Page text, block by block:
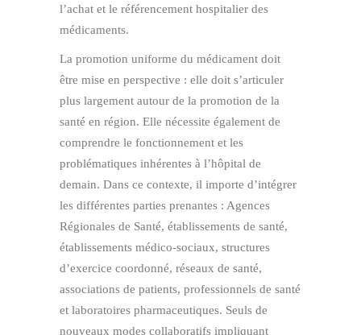
l’achat et le référencement hospitalier des
médicaments.
La promotion uniforme du médicament doit
être mise en perspective : elle doit s’articuler
plus largement autour de la promotion de la
santé en région. Elle nécessite également de
comprendre le fonctionnement et les
problématiques inhérentes à l’hôpital de
demain. Dans ce contexte, il importe d’intégrer
les différentes parties prenantes : Agences
Régionales de Santé, établissements de santé,
établissements médico-sociaux, structures
d’exercice coordonné, réseaux de santé,
associations de patients, professionnels de santé
et laboratoires pharmaceutiques. Seuls de
nouveaux modes collaboratifs impliquant